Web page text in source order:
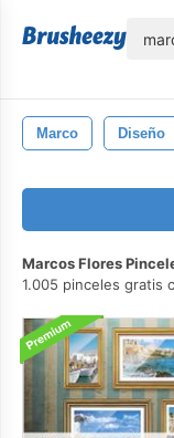
Marco Diseño
Marcos Flores
1.005 pinceles gratis